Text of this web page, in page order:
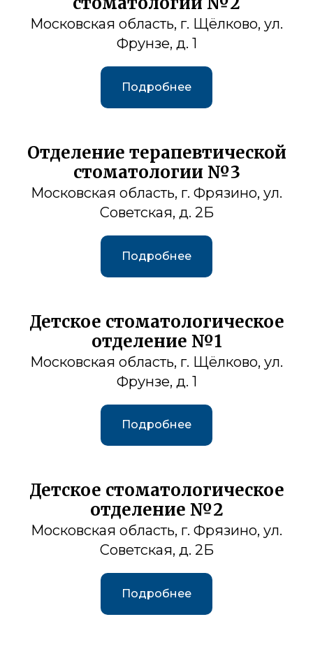
Московская область, г. Щёлково, ул.
Фрунзе, д. 1
Подробнее
Отделение терапевтической
стоматологии №3
Московская область, г. Фрязино, ул.
Советская, д. 2Б
Подробнее
Детское стоматологическое
отделение №1
Московская область, г. Щёлково, ул.
Фрунзе, д. 1
Подробнее
Детское стоматологическое
отделение №2
Московская область, г. Фрязино, ул.
Советская, д. 2Б
Подробнее